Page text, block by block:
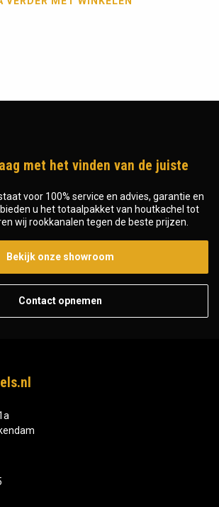
met het vinden van de juiste
voor 100% service en advies, garantie en
u het totaalpakket van houtkachel tot
wij rookkanalen tegen de beste prijzen.
Bekijk onze showroom
Contact opnemen